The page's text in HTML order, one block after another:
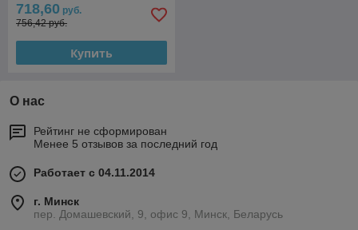
718,60 руб.
756,42 руб.
Купить
О нас
Рейтинг не сформирован
Менее 5 отзывов за последний год
Работает с 04.11.2014
г. Минск
пер. Домашевский, 9, офис 9, Минск, Беларусь